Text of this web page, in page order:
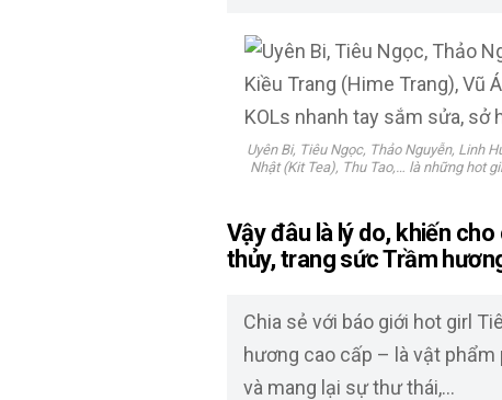
Uyên Bi, Tiêu Ngọc, Thảo Nguyễn, Linh
Nhật (Kit Tea), Thu Tao,… là những hot
Vậy đâu là lý do, khiến
thủy, trang sức Trầm
Chia sẻ với báo giới hot girl
hương cao cấp – là vật
và mang lại sự thư thái,…